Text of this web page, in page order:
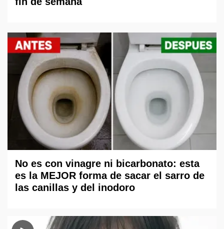
No es con vinagre ni bicarbonato: esta
es la MEJOR forma de sacar el sarro de
las canillas y del inodoro